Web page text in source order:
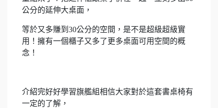
公分的延伸大桌面，
等於又多賺到30公分的空間，是不是超級超級實
用！擁有一個櫃子又多了更多桌面可用空間的概
念！
介紹完好好學習旗艦組相信大家對於這套書桌椅有
一定的了解，